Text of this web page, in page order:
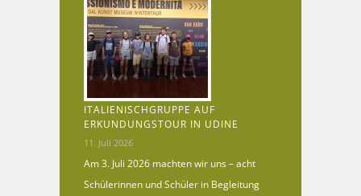
ITALIENISCHGRUPPE AUF
ERKUNDUNGSTOUR IN UDINE
11. Juli 2026
Am 3. Juli 2026 machten wir uns – acht
Schülerinnen und Schüler in Begleitung